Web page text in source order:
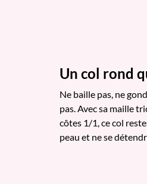
Un col rond
Ne baille pas, ne
pas. Avec sa maille
côtes 1/1, ce col
peau et ne se